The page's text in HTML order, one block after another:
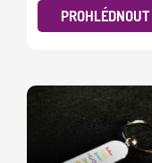
PROHLÉDNOUT